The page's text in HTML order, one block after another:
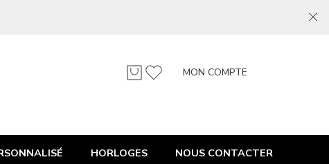
MON COMPTE
HORLOGES NOUS CONTACTER